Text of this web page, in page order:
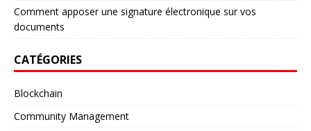
Comment apposer une signature électronique sur vos
documents
CATÉGORIES
Blockchain
Community Management